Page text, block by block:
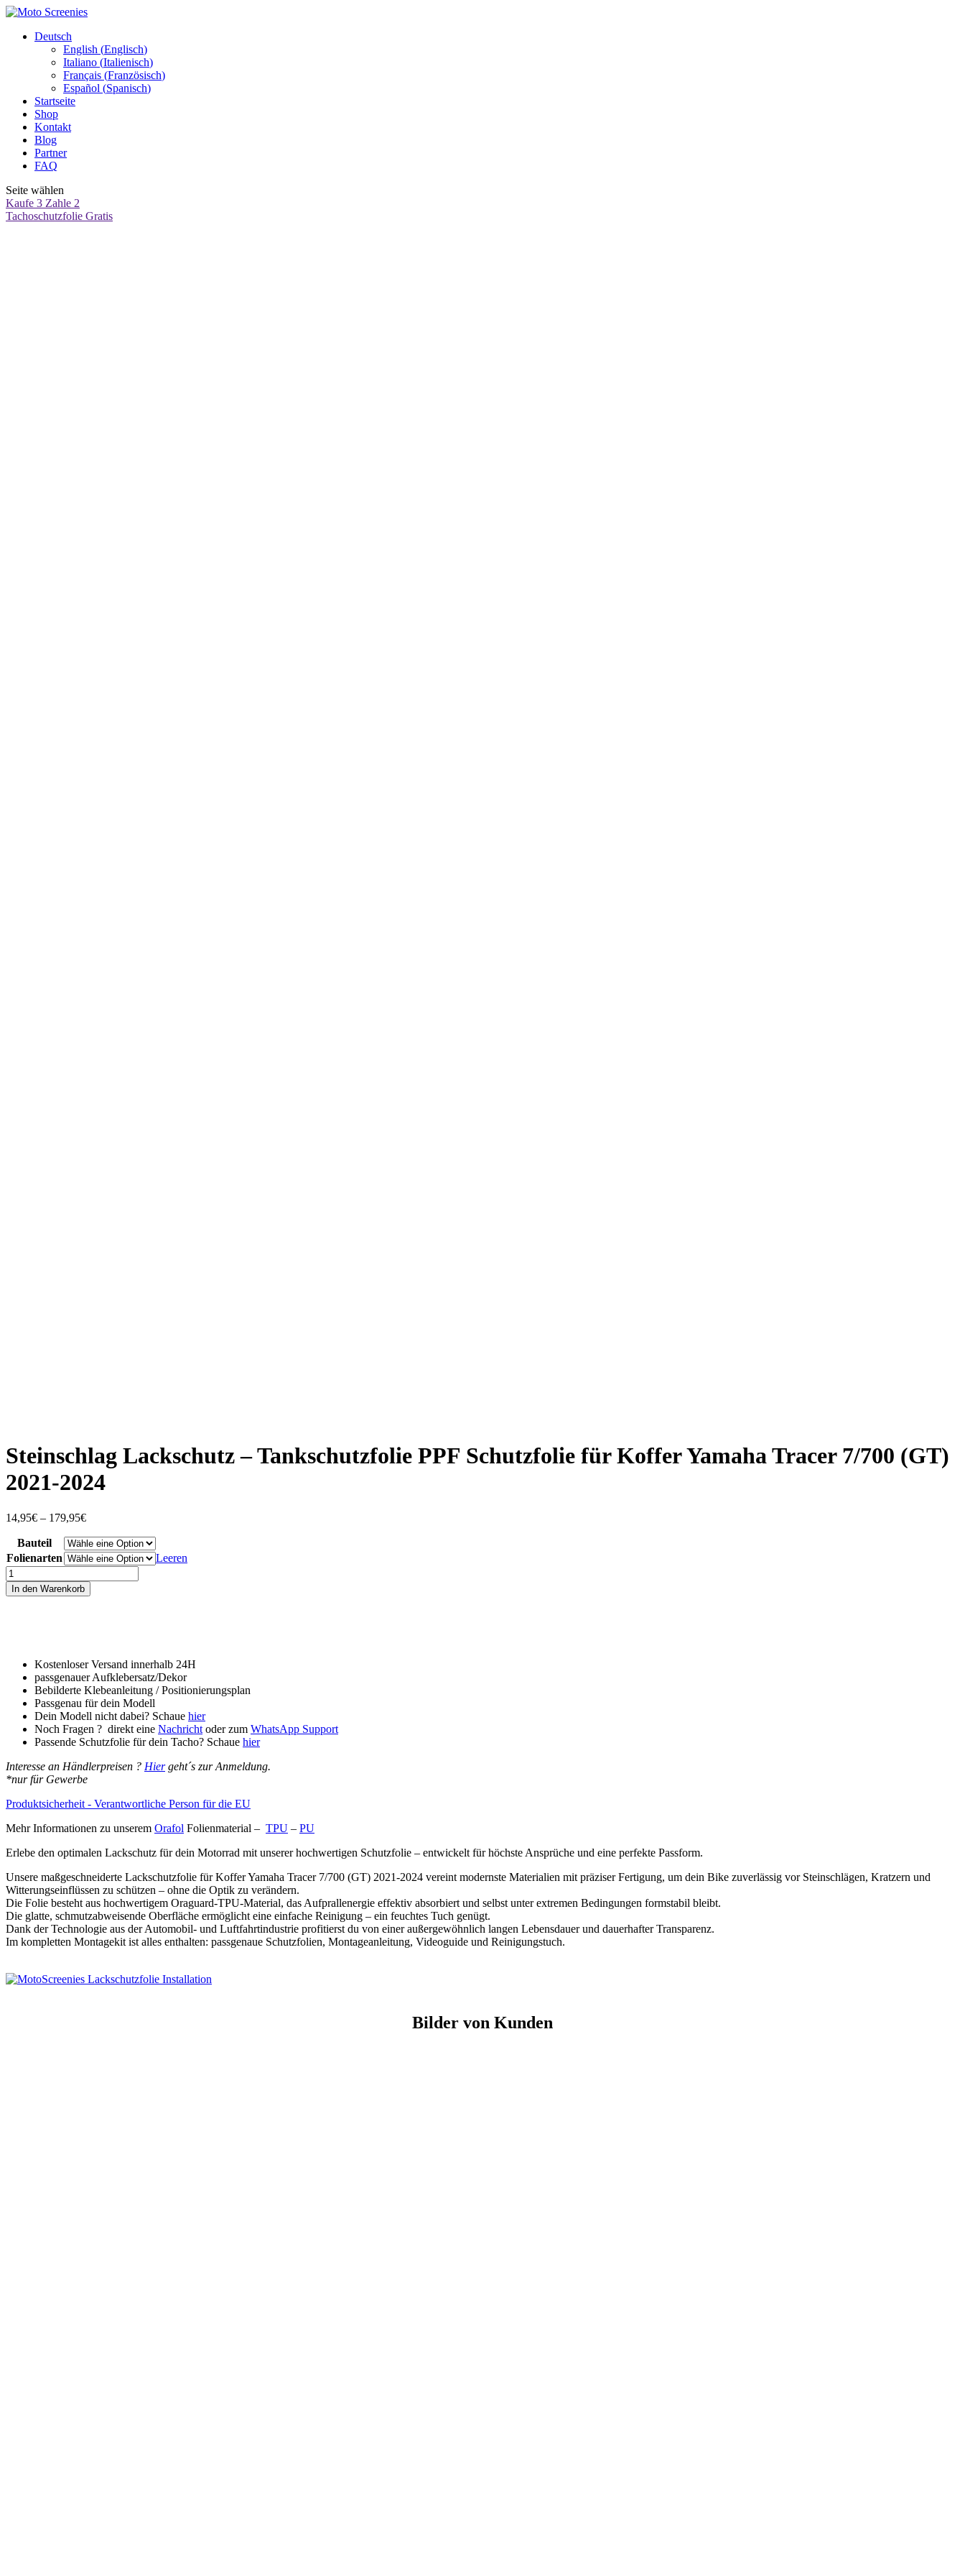
Deutsch
English (Englisch)
Italiano (Italienisch)
Français (Französisch)
Español (Spanisch)
Startseite
Shop
Kontakt
Blog
Partner
FAQ
Seite wählen
Kaufe 3 Zahle 2
Tachoschutzfolie Gratis
Steinschlag Lackschutz – Tankschutzfolie PPF Schutzfolie für Koffer Yamaha Tracer 7/700 (GT)
2021-2024
14,95€ – 179,95€Preisspanne:
bis
179,95€
Bauteil
Folienarten
Leeren
Steinschlag
Lackschutz
-
Koffer
Yamaha
Tracer
7/700
(GT)
2021-
2024
In den Warenkorb
Kostenloser Versand innerhalb 24H
passgenauer Aufklebersatz/Dekor
Bebilderte Klebeanleitung / Positionierungsplan
Passgenau für dein Modell
Dein Modell nicht dabei? Schaue hier
Noch Fragen ? direkt eine Nachricht oder zum WhatsApp Support
Passende Schutzfolie für dein Tacho? Schaue hier
Interesse an Händlerpreisen ? Hiergeht´s zur Anmeldung.
*nur für Gewerbe
Produktsicherheit - Verantwortliche Person für die EU
Mehr Informationen zu unserem Orafol Folienmaterial – TPU – PU
Erlebe den optimalen Lackschutz für dein Motorrad mit unserer hochwertigen Schutzfolie – entwickelt für höchste Ansprüche und eine perfekte Passform.
Unsere maßgeschneiderte Lackschutzfolie für Koffer Yamaha Tracer 7/700 (GT) 2021-2024 vereint modernste Materialien mit präziser Fertigung, um dein Bike zuverlässig vor Steinschlägen, Kratzern und
Witterungseinflüssen zu schützen – ohne die Optik zu verändern.
Die Folie besteht aus hochwertigem Oraguard-TPU-Material, das Aufprallenergie effektiv absorbiert und selbst unter extremen Bedingungen formstabil bleibt.
Die glatte, schmutzabweisende Oberfläche ermöglicht eine einfache Reinigung – ein feuchtes Tuch genügt.
Dank der Technologie aus der Automobil- und Luftfahrtindustrie profitierst du von einer außergewöhnlich langen Lebensdauer und dauerhafter Transparenz.
Im kompletten Montagekit ist alles enthalten: passgenaue Schutzfolien, Montageanleitung, Videoguide und Reinigungstuch.
Bilder von Kunden